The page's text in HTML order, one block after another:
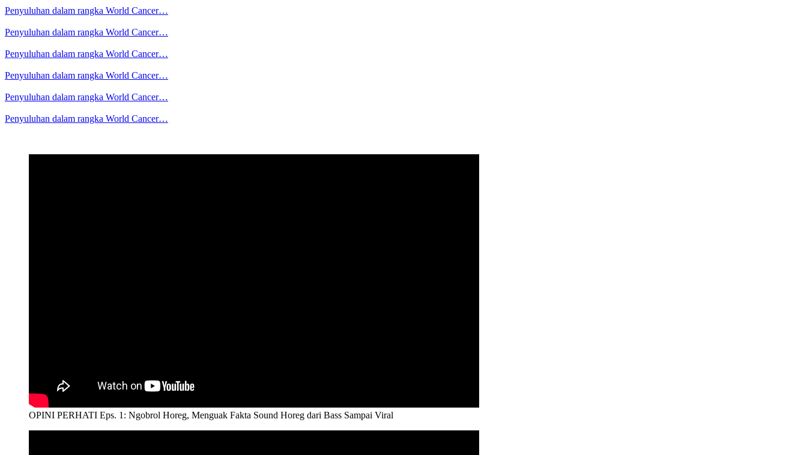
Penyuluhan dalam rangka World Cancer…
Penyuluhan dalam rangka World Cancer…
Penyuluhan dalam rangka World Cancer…
Penyuluhan dalam rangka World Cancer…
Penyuluhan dalam rangka World Cancer…
Penyuluhan dalam rangka World Cancer…
OPINI PERHATI Eps. 1: Ngobrol Horeg, Menguak Fakta Sound Horeg dari Bass Sampai Viral